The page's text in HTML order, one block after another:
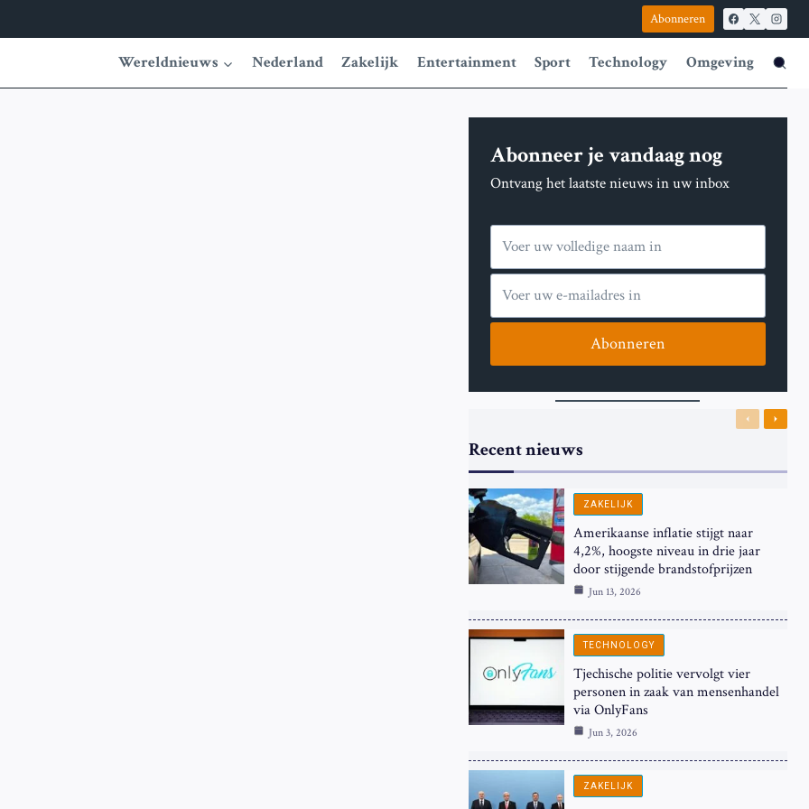
Abonneren
Wereldnieuws Nederland Zakelijk Entertainment Sport Technology Omgeving
Abonneer je vandaag nog
Ontvang het laatste nieuws in uw inbox
Abonneren
Recent nieuws
Previous
Next
ZAKELIJK
Amerikaanse inflatie stijgt naar
4,2%, hoogste niveau in drie jaar
door stijgende brandstofprijzen
Jun 13, 2026
TECHNOLOGY
Tjechische politie vervolgt vier
personen in zaak van mensenhandel
via OnlyFans
Jun 3, 2026
ZAKELIJK